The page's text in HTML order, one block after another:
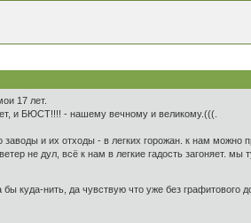
17 лет.
и БЮСТ!!!! - нашему вечному и великому.(((.
и их отходы - в легких горожан. к нам можно
не дул, всё к нам в легкие гадость загоняет. мы
куда-нить, да чувствую что уже без графитового